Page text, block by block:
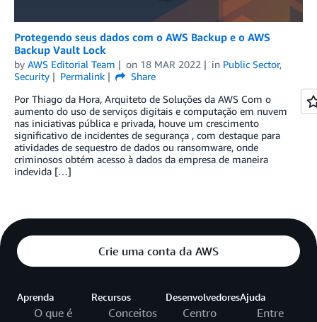
Protegendo seus dados com o AWS Backup e o AWS
Backup Vault Lock
by AWS Editorial Team on 18 MAR 2022 in Public Sector,
Security
Permalink
Share
Por Thiago da Hora, Arquiteto de Soluções da AWS Com o
aumento do uso de serviços digitais e computação em nuvem
nas iniciativas pública e privada, houve um crescimento
significativo de incidentes de segurança , com destaque para
atividades de sequestro de dados ou ransomware, onde
criminosos obtém acesso à dados da empresa de maneira
indevida […]
Crie uma conta da AWS
Aprenda
O que é
Recursos
Conceitos
Desenvolvedores
Centro
Ajuda
Entre